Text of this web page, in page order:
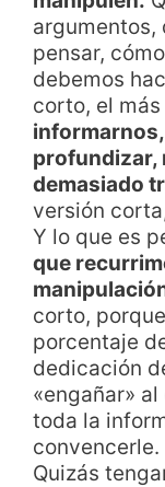
argumentos,
pensar,
debemos
corto, el
profundizar,
demasiado
versión
Y lo que es
que
corto,
porcentaje
dedicación
«engañar»
toda la
convencerle.
Quizás